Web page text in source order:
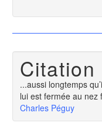
Citation
...aussi longtemps
lui est fermée au nez
Charles Péguy